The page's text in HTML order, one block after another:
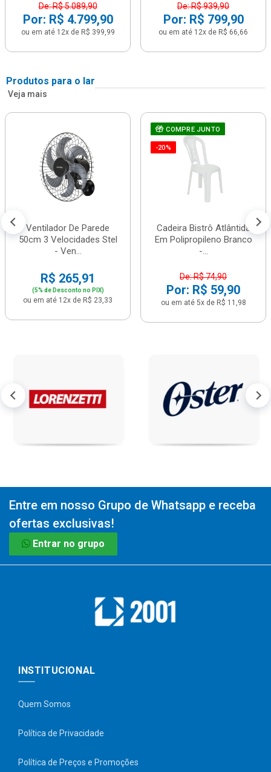
De: R$ 5.089,90
Por: R$ 4.799,90
ou em até 12x de R$ 399,99
De: R$ 939,90
Por: R$ 799,90
ou em até 12x de R$ 66,66
Produtos para o lar
Veja mais
Ventilador De Parede
50cm 3 Velocidades Stel
- Ven...
R$ 265,91
(5% de Desconto no PIX)
ou em até 12x de R$ 23,33
COMPRE JUNTO
-20%
Cadeira Bistrô Atlântida
Em Polipropileno Branco
-...
De: R$ 74,90
Por: R$ 59,90
ou em até 5x de R$ 11,98
Entre em nosso Grupo de Whatsapp e receba
ofertas exclusivas!
Entrar no grupo
INSTITUCIONAL
Quem Somos
Política de Privacidade
Política de Preços e Promoções